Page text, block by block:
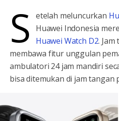
S etelah meluncurkan
Huawei Indonesia
Huawei Watch D2.
membawa fitur unggulan
ambulatori 24 jam mandiri
bisa ditemukan di jam tangan